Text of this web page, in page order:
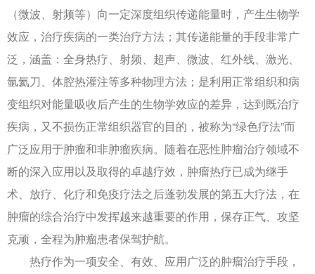
（微波、射频等）向一定深度组织传递能量时，产生生物学
效应，治疗疾病的一类治疗方法；其传递能量的手段非常广
泛，涵盖：全身热疗、射频、超声、微波、红外线、激光、
氩氦刀、体腔热灌注等多种物理方法；是利用正常组织和病
变组织对能量吸收后产生的生物学效应的差异，达到既治疗
疾病，又不损伤正常组织器官的目的，被称为“绿色疗法”而
广泛应用于肿瘤和非肿瘤疾病。随着在恶性肿瘤治疗领域不
断的深入应用以及取得的卓越疗效，肿瘤热疗已成为继手
术、放疗、化疗和免疫疗法之后蓬勃发展的第五大疗法，在
肿瘤的综合治疗中发挥越来越重要的作用，保存正气、攻坚
克顽，全程为肿瘤患者保驾护航。
热疗作为一项安全、有效、应用广泛的肿瘤治疗手段，